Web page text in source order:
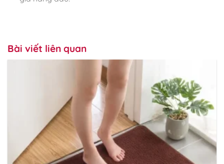
Bài viết liên quan